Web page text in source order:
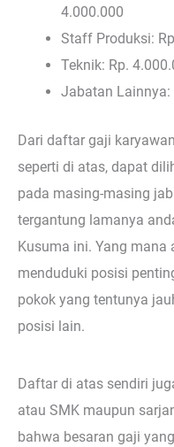
4.000.000
Staff Produksi:
Teknik: Rp.
Jabatan Lainnya:
Dari daftar gaji
seperti di atas, dapat
pada masing-masing
tergantung lamanya
Kusuma ini. Yang mana
menduduki posisi
pokok yang tentunya
posisi lain.
Daftar di atas sendiri
atau SMK maupun
bahwa besaran gaji